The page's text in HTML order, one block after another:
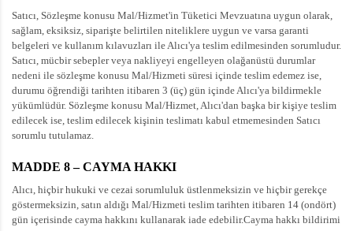
Satıcı, Sözleşme konusu Mal/Hizmet'in Tüketici Mevzuatına uygun olarak,
sağlam, eksiksiz, siparişte belirtilen niteliklere uygun ve varsa garanti
belgeleri ve kullanım kılavuzları ile Alıcı'ya teslim edilmesinden sorumludur.
Satıcı, mücbir sebepler veya nakliyeyi engelleyen olağanüstü durumlar
nedeni ile sözleşme konusu Mal/Hizmeti süresi içinde teslim edemez ise,
durumu öğrendiği tarihten itibaren 3 (üç) gün içinde Alıcı'ya bildirmekle
yükümlüdür. Sözleşme konusu Mal/Hizmet, Alıcı'dan başka bir kişiye teslim
edilecek ise, teslim edilecek kişinin teslimatı kabul etmemesinden Satıcı
sorumlu tutulamaz.
MADDE 8 – CAYMA HAKKI
Alıcı, hiçbir hukuki ve cezai sorumluluk üstlenmeksizin ve hiçbir gerekçe
göstermeksizin, satın aldığı Mal/Hizmeti teslim tarihten itibaren 14 (ondört)
gün içerisinde cayma hakkını kullanarak iade edebilir.Cayma hakkı bildirimi